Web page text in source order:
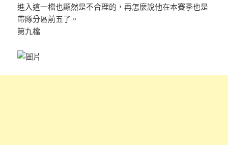
進入這一檔也顯然是不合理的，再怎麼說他在本賽季也是
帶隊分區前五了。
第九檔